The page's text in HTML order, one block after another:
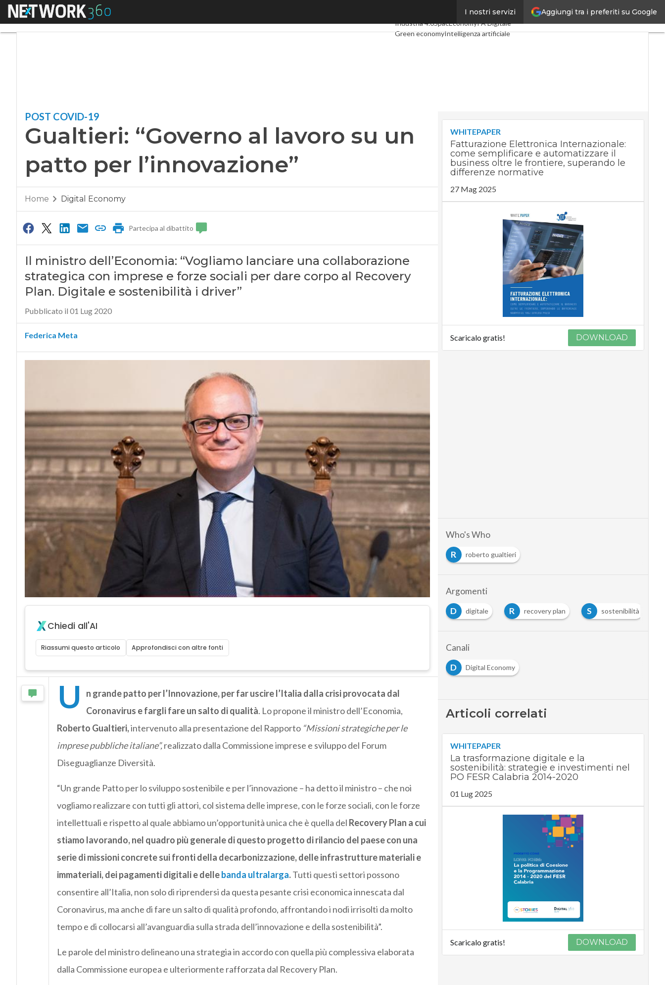
Aggiungi tra i preferiti su Google
I nostri servizi
Menu Digital EconomyTelco
Industria 4.0SpacEconomyPA Digitale
Green economyIntelligenza artificiale
POST COVID-19
Gualtieri: “Governo al lavoro su un
patto per l’innovazione”
Home Digital Economy
Partecipa al dibattito
Il ministro dell’Economia: “Vogliamo lanciare una collaborazione
strategica con imprese e forze sociali per dare corpo al Recovery
Plan. Digitale e sostenibilità i driver”
Pubblicato il 01 Lug 2020
Federica Meta
Chiedi all'AI
Riassumi questo articolo Approfondisci con altre fonti
U
n grande patto per l’Innovazione, per far uscire l’Italia dalla crisi provocata dal
Coronavirus e fargli fare un salto di qualità. Lo propone il ministro dell’Economia,
Roberto Gualtieri,intervenuto alla presentazione del Rapporto “Missioni strategiche per le
imprese pubbliche italiane”,realizzato dalla Commissione imprese e sviluppo del Forum
Diseguaglianze Diversità.
“Un grande Patto per lo sviluppo sostenibile e per l’innovazione – ha detto il ministro – che noi
vogliamo realizzare con tutti gli attori, col sistema delle imprese, con le forze sociali, con le forze
intellettuali e rispetto al quale abbiamo un’opportunità unica che è quella del Recovery Plan a cui
stiamo lavorando, nel quadro più generale di questo progetto di rilancio del paese con una
serie di missioni concrete sui fronti della decarbonizzazione, delle infrastrutture materiali e
immateriali, dei pagamenti digitali e dellebanda ultralarga.Tutti questi settori possono
consentire all’Italia, non solo di riprendersi da questa pesante crisi economica innescata dal
Coronavirus, ma anche di fare un salto di qualità profondo, affrontando i nodi irrisolti da molto
tempo e di collocarsi all’avanguardia sulla strada dell’innovazione e della sostenibilità”.
Le parole del ministro delineano una strategia in accordo con quella più complessiva elaborata
dalla Commissione europea e ulteriormente rafforzata dal Recovery Plan.
WHITEPAPER
Fatturazione Elettronica Internazionale:
come semplificare e automatizzare il
business oltre le frontiere, superando le
differenze normative
27 Mag 2025
Scaricalo gratis! DOWNLOAD
Who's Who
R
roberto gualtieri
Argomenti
D digitale R recovery plan S sostenibilità
Canali
D
Digital Economy
Articoli correlati
WHITEPAPER
La trasformazione digitale e la
sostenibilità: strategie e investimenti nel
PO FESR Calabria 2014-2020
01 Lug 2025
Scaricalo gratis! DOWNLOAD